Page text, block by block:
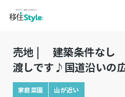
売地 | 建築条件なし
渡しです♪国道沿いの
家庭菜園 山が近い